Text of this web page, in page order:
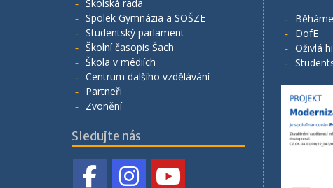
Školská rada
Spolek Gymnázia a SOŠZE
Studentský parlament
Školní časopis Šach
Škola v médiích
Centrum dalšího vzdělávání
Partneři
Zvonění
Sledujte nás
DofE
Oživlá